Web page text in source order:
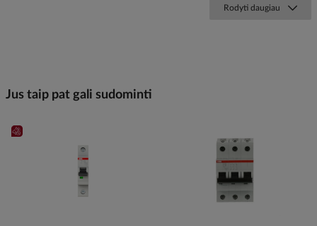
Rodyti daugiau
Jus taip pat gali sudominti